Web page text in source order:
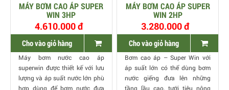
MÁY BƠM CAO ÁP SUPER
WIN 3HP
4.610.000 đ
Cho vào giỏ hàng
Máy bơm nước cao áp
superwin được thiết kế với lưu
lượng và áp suất nước lớn phù
hợp dùng để bơm nước đưa
MÁY BƠM CAO ÁP SUPER
WIN 2HP
3.280.000 đ
Cho vào giỏ hàng
Bơm cao áp – Super Win với
áp suất lớn có thể dùng bơm
nước giếng đưa lên những
tầng lầu cao, tưới tiêu nông